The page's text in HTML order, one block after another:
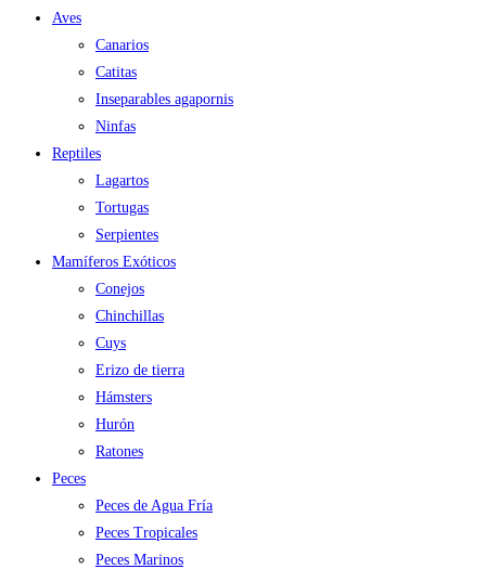
Aves
Canarios
Catitas
Inseparables agapornis
Ninfas
Reptiles
Lagartos
Tortugas
Serpientes
Mamíferos Exóticos
Conejos
Chinchillas
Cuys
Erizo de tierra
Hámsters
Hurón
Ratones
Peces
Peces de Agua Fría
Peces Tropicales
Peces Marinos